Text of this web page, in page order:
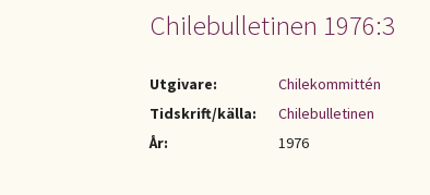
Chilebulletinen 1976:3
Utgivare:
Chilekommittén
Tidskrift/källa:
Chilebulletinen
År:
1976